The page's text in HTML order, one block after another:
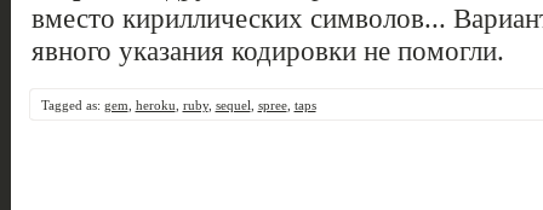
вместо кириллических символов...
явного указания кодировки не помогли.
Tagged as: gem heroku ruby, sequel spree, taps